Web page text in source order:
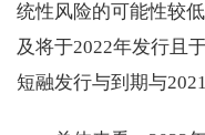
统性风险的可能性较
及将于2022年发行且
短融发行与到期与